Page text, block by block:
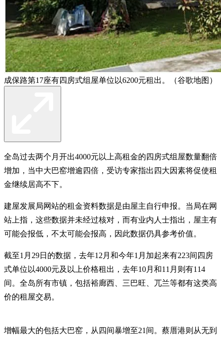
成保路第17座有四房式组屋单位以6200元租出。（谷歌地图）
全岛过去两个月开出4000元以上高租金的四房式组屋数量翻倍
增加，当中大巴窑增逾四倍，受访专家指出四大因素将促使租
金继续居高不下。
建屋发展局网站的租金资料数据是由屋主自行申报。当局在网
站上指，这些数据并未经过核对，而有业内人士指出，屋主有
可能会报低，不太可能会报高，因此数据仍具参考价值。
截至1月29日的数据，去年12月和今年1月加起来有223间四房
式单位以4000元及以上价格租出，去年10月和11月则有114
间。全岛所有市镇，包括裕廊西、三巴旺、兀兰等都有这类高
价的租屋交易。
增幅最大的包括大巴窑，从四间暴增至21间。蔡厝港则从无到